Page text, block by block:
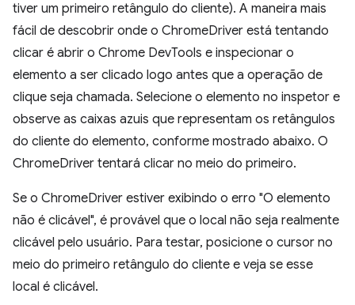
tiver um primeiro retângulo do cliente). A maneira mais
fácil de descobrir onde o ChromeDriver está tentando
clicar é abrir o Chrome DevTools e inspecionar o
elemento a ser clicado logo antes que a operação de
clique seja chamada. Selecione o elemento no inspetor e
observe as caixas azuis que representam os retângulos
do cliente do elemento, conforme mostrado abaixo. O
ChromeDriver tentará clicar no meio do primeiro.
Se o ChromeDriver estiver exibindo o erro "O elemento
não é clicável", é provável que o local não seja realmente
clicável pelo usuário. Para testar, posicione o cursor no
meio do primeiro retângulo do cliente e veja se esse
local é clicável.